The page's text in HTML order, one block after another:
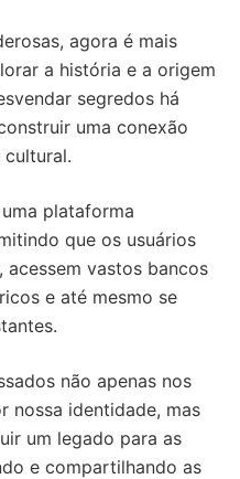
agora é mais
a história e a origem
segredos há
uma conexão
cultural.
plataforma
que os usuários
vastos bancos
e até mesmo se
não apenas nos
nossa identidade, mas
um legado para as
e compartilhando as